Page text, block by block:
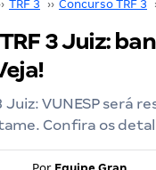
TRF 3 ›› Concurso TRF 3
3 Juiz:
Juiz: VUNESP será
Confira os